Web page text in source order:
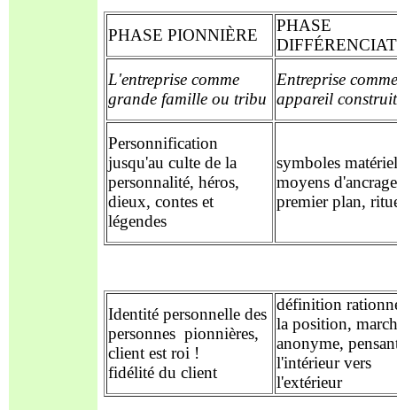
PHASE PIONNIÈRE
PHASE
L'entreprise comme
grande famille ou tribu
Entreprise comme
appareil construit
Personnification
jusqu'au culte de la
personnalité, héros,
dieux, contes et
légendes
symboles
moyens
premier plan,
Identité personnelle des
personnes pionnières,
client est roi !
fidélité du client
définition
la position,
anonyme,
l'intérieur vers
l'extérieur